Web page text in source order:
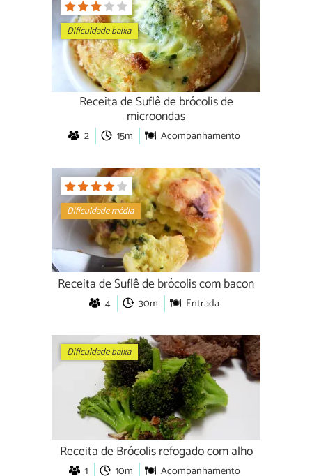
Dificuldade baixa
Receita de Suflê de brócolis de
microondas
2 15m Acompanhamento
Dificuldade média
Receita de Suflê de brócolis com bacon
4 30m Entrada
Dificuldade baixa
Receita de Brócolis refogado com alho
1 10m Acompanhamento